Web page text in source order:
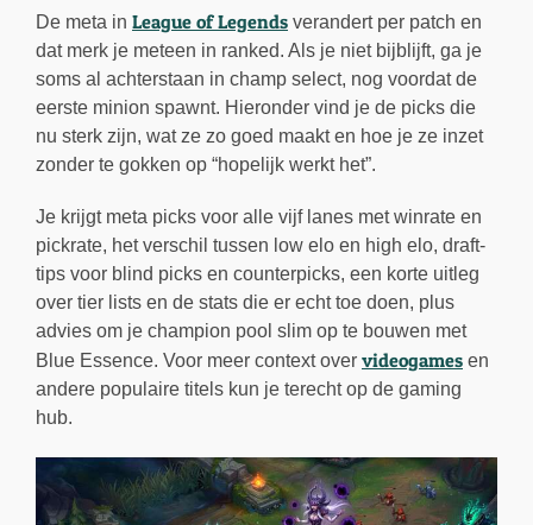
De meta in League of Legends verandert per patch en
dat merk je meteen in ranked. Als je niet bijblijft, ga je
soms al achterstaan in champ select, nog voordat de
eerste minion spawnt. Hieronder vind je de picks die
nu sterk zijn, wat ze zo goed maakt en hoe je ze inzet
zonder te gokken op “hopelijk werkt het”.
Je krijgt meta picks voor alle vijf lanes met winrate en
pickrate, het verschil tussen low elo en high elo, draft-
tips voor blind picks en counterpicks, een korte uitleg
over tier lists en de stats die er echt toe doen, plus
advies om je champion pool slim op te bouwen met
Blue Essence. Voor meer context over videogames en
andere populaire titels kun je terecht op de gaming
hub.